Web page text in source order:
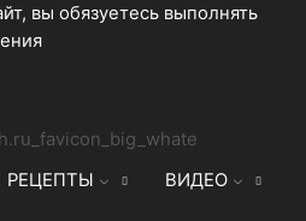
вы обязуетесь выполнять
РЕЦЕПТЫ ВИДЕО